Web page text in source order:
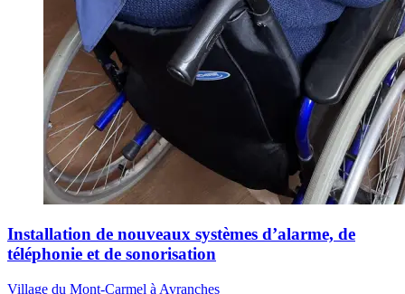
Installation de nouveaux systèmes d’alarme, de
téléphonie et de sonorisation
Village du Mont-Carmel à Avranches